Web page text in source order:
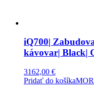
iQ700|
kávovar| Black|
3162,00 €
Pridať do košíka